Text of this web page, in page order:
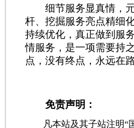
细节服务显真情，元
杆、挖掘服务亮点精细
持续优化，真正做到服
情服务，是一项需要持
点，没有终点，永远在
免责声明：
凡本站及其子站注明“国